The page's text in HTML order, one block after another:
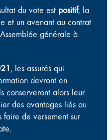
du vote est positif, la
et un avenant au contrat
générale à
, les assurés qui
devront en
conserveront alors leur
des avantages liés au
faire de versement sur